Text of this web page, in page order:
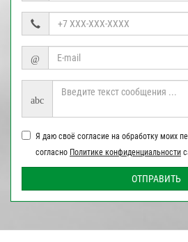
@
abc
Я даю своё согласие на обработку моих
согласно Политике конфиденциальности
ОТПРАВИТЬ